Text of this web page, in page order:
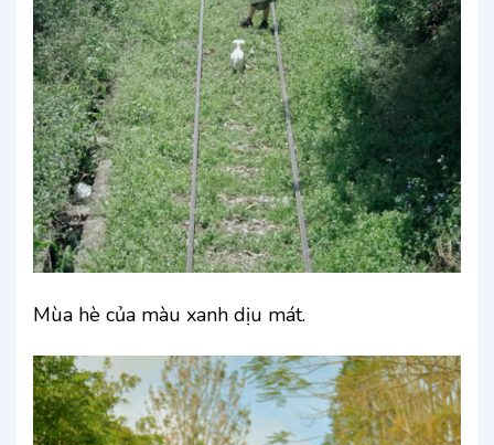
Mùa hè của màu xanh dịu mát.